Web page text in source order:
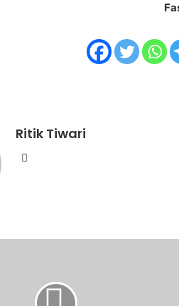
Ritik Tiwari
Website